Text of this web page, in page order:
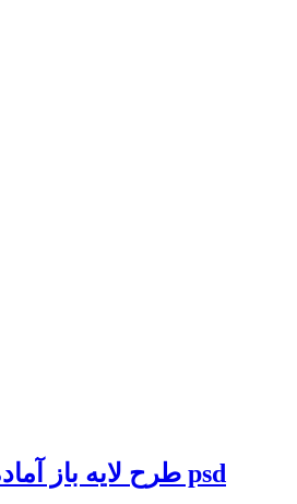
طرح لایه باز آماده آگهی ترحیم پدر psd